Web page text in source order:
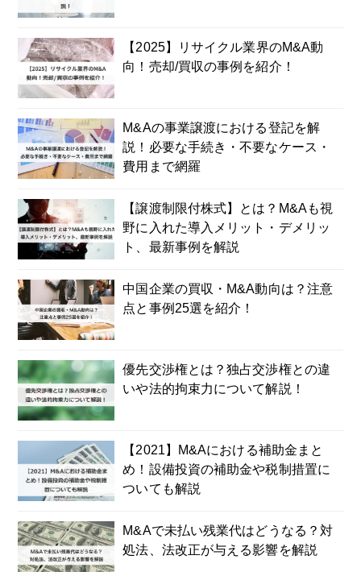
【2025】リサイクル業界のM&A動
向！売却/買収の事例を紹介！
M&Aの事業譲渡における登記を解
説！必要な手続き・不要なケース・
費用まで網羅
【譲渡制限付株式】とは？M&Aも視
野に入れた導入メリット・デメリッ
ト、最新事例を解説
中国企業の買収・M&A動向は？注意
点と事例25選を紹介！
優先交渉権とは？独占交渉権との違
いや法的拘束力について解説！
【2021】M&Aにおける補助金まと
め！設備投資の補助金や税制措置に
ついても解説
M&Aで未払い残業代はどうなる？対
処法、法改正が与える影響を解説